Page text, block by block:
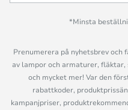
*Minsta
Prenumerera på nyhetsbrev och
av lampor och armaturer,
och mycket mer! Var den
rabattkoder,
kampanjpriser,